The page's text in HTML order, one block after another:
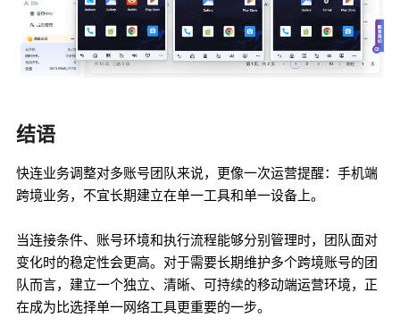
结语
快连业务调整对多账号团队来说，更像一次运营提醒：手机端
跨境业务，不宜长期建立在单一工具和单一设备上。
当连接条件、账号环境和执行流程能够分别管理时，团队面对
变化时的稳定性会更高。对于需要长期维护多个跨境账号的团
队而言，建立一个独立、清晰、可持续的移动端运营环境，正
在成为比选择单一网络工具更重要的一步。